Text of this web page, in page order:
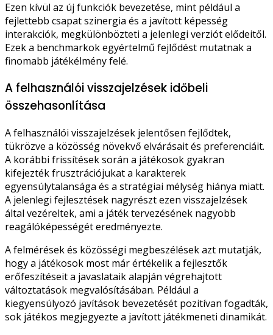
Ezen kívül az új funkciók bevezetése, mint például a
fejlettebb csapat szinergia és a javított képesség
interakciók, megkülönbözteti a jelenlegi verziót elődeitől.
Ezek a benchmarkok egyértelmű fejlődést mutatnak a
finomabb játékélmény felé.
A felhasználói visszajelzések időbeli
összehasonlítása
A felhasználói visszajelzések jelentősen fejlődtek,
tükrözve a közösség növekvő elvárásait és preferenciáit.
A korábbi frissítések során a játékosok gyakran
kifejezték frusztrációjukat a karakterek
egyensúlytalansága és a stratégiai mélység hiánya miatt.
A jelenlegi fejlesztések nagyrészt ezen visszajelzések
által vezéreltek, ami a játék tervezésének nagyobb
reagálóképességét eredményezte.
A felmérések és közösségi megbeszélések azt mutatják,
hogy a játékosok most már értékelik a fejlesztők
erőfeszítéseit a javaslataik alapján végrehajtott
változtatások megvalósításában. Például a
kiegyensúlyozó javítások bevezetését pozitívan fogadták,
sok játékos megjegyezte a javított játékmeneti dinamikát.